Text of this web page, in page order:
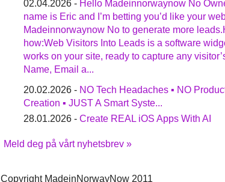
02.04.2026 - Hello Madeinnorwaynow No
name is Eric and I’m betting you’d like your
Madeinnorwaynow No to generate more
how:Web Visitors Into Leads is a software
works on your site, ready to capture any
Name, Email a...
20.02.2026 - NO Tech Headaches ▪ NO
Creation ▪ JUST A Smart Syste...
28.01.2026 - Create REAL iOS Apps With AI
Meld deg på vårt nyhetsbrev »
Copyright MadeinNorwayNow 2011